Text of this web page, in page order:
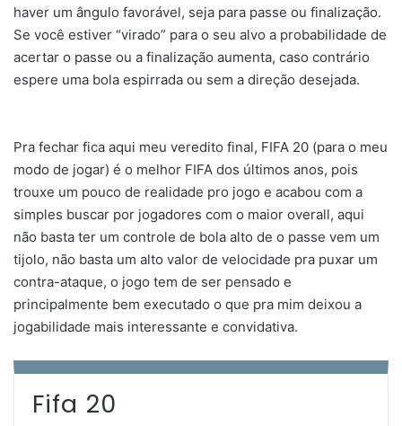
haver um ângulo favorável, seja para passe ou finalização.
Se você estiver “virado” para o seu alvo a probabilidade de
acertar o passe ou a finalização aumenta, caso contrário
espere uma bola espirrada ou sem a direção desejada.
Pra fechar fica aqui meu veredito final, FIFA 20 (para o meu
modo de jogar) é o melhor FIFA dos últimos anos, pois
trouxe um pouco de realidade pro jogo e acabou com a
simples buscar por jogadores com o maior overall, aqui
não basta ter um controle de bola alto de o passe vem um
tijolo, não basta um alto valor de velocidade pra puxar um
contra-ataque, o jogo tem de ser pensado e
principalmente bem executado o que pra mim deixou a
jogabilidade mais interessante e convidativa.
Fifa 20